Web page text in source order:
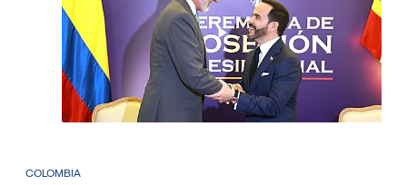
COLOMBIA